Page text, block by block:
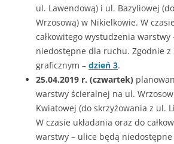
ul. Lawendową) i ul. Bazyliowej
Wrzosową) w Nikielkowie. W
całkowitego wystudzenia warstwy
niedostępne dla ruchu. Zgodnie z
graficznym – dzień 3.
25.04.2019 r. (czwartek)
warstwy ścieralnej na ul.
Kwiatowej (do skrzyżowania z ul.
W czasie układania oraz do
warstwy – ulice będą